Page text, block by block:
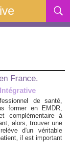
France.
de santé,
former en EMDR,
complémentaire à
alors, trouver une
d'un véritable
il est important